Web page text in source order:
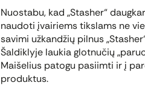
Nuostabu, kad „Stasher“
naudoti įvairiems tikslams ne
savimi užkandžių pilnus
Šaldiklyje laukia glotnučių
Maišelius patogu pasiimti ir į
produktus.